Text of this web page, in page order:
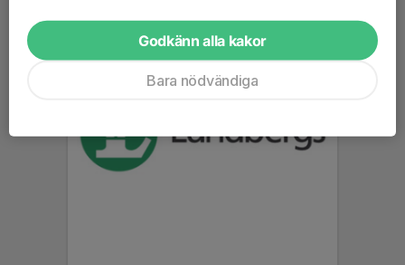
Godkänn alla kakor
Bara nödvändiga